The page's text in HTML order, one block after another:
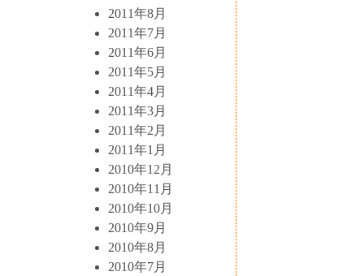
2011年8月
2011年7月
2011年6月
2011年5月
2011年4月
2011年3月
2011年2月
2011年1月
2010年12月
2010年11月
2010年10月
2010年9月
2010年8月
2010年7月